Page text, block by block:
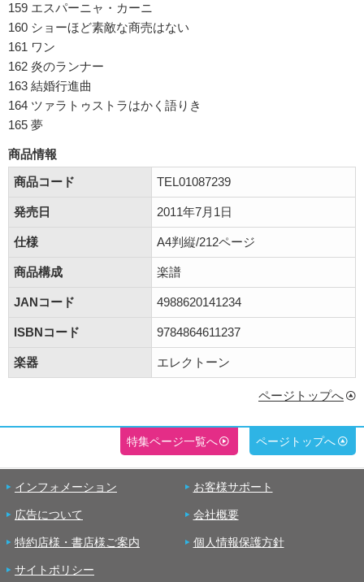
159 エスパーニャ・カーニ
160 ショーほど素敵な商売はない
161 ワン
162 炎のランナー
163 結婚行進曲
164 ツァラトゥストラはかく語りき
165 夢
商品情報
商品コード
TEL01087239
発売日 2011年7月1日
仕様 A4判縦/212ページ
商品構成 楽譜
JANコード 4988620141234
ISBNコード 9784864611237
楽器 エレクトーン
ページトップへ
特集ページ一覧へ ページトップへ
インフォメーション お客様サポート
広告について 会社概要
特約店様・書店様ご案内 個人情報保護方針
サイトポリシー